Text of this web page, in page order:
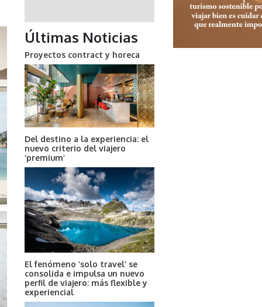
Últimas Noticias
Proyectos contract y horeca
Del destino a la experiencia: el
nuevo criterio del viajero
‘premium’
El fenómeno ‘solo travel’ se
consolida e impulsa un nuevo
perfil de viajero: más flexible y
experiencial